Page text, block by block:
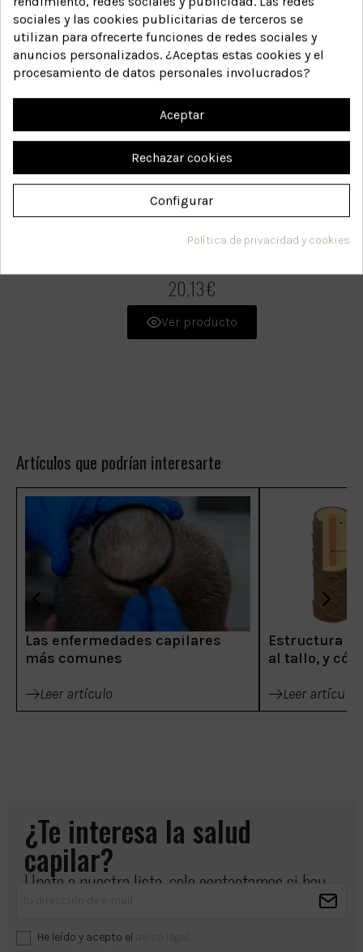
Placenta Shampoo
Referencia:8
20,13 €
Ver producto
Artículos que podrían interesarte
Las enfermedades capilares
más comunes
Leer artículo
Estructura
al tallo, y
Leer artículo
¿Te interesa la salud
capilar?
Únete a nuestra lista, solo contactamos si hay
He leído y acepto el aviso legal .
sociales y las cookies publicitarias de terceros se
utilizan para ofrecerte funciones de redes sociales y
anuncios personalizados. ¿Aceptas estas cookies y el
procesamiento de datos personales involucrados?
Aceptar
Rechazar cookies
Configurar
Política de privacidad y cookies